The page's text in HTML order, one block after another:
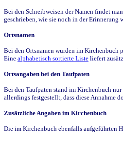
Bei den Schreibweisen der Namen findet
geschrieben, wie sie noch in der Erinnerung
Ortsnamen
Bei den Ortsnamen wurden im Kirchenbuch
Eine alphabetisch sortierte Liste liefert
Ortsangaben bei den Taufpaten
Bei den Taufpaten stand im Kirchenbuch
allerdings festgestellt, dass diese Annahme
Zusätzliche Angaben im Kirchenbuch
Die im Kirchenbuch ebenfalls aufgeführten